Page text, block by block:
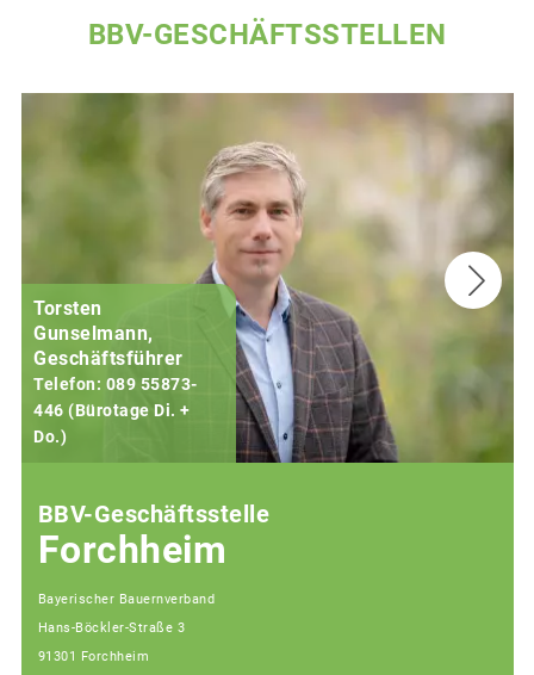
BBV-GESCHÄFTSSTELLEN
Torsten
Gunselmann,
Geschäftsführer
Telefon: 089 55873-
446 (Bürotage Di. +
Do.)
BBV-Geschäftsstelle
Forchheim
Bayerischer Bauernverband
Hans-Böckler-Straße 3
91301 Forchheim